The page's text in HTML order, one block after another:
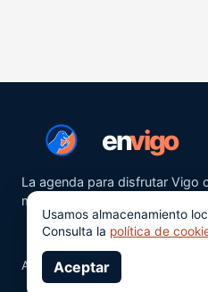
envigo
La agenda para disfrutar Vigo
más ganas.
Aviso legalPrivacidad
Usamos almacenamiento
Consulta la política de
Aceptar